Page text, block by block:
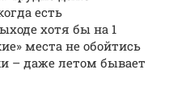
есть
хотя бы на 1
места не обойтись
– даже летом бывает